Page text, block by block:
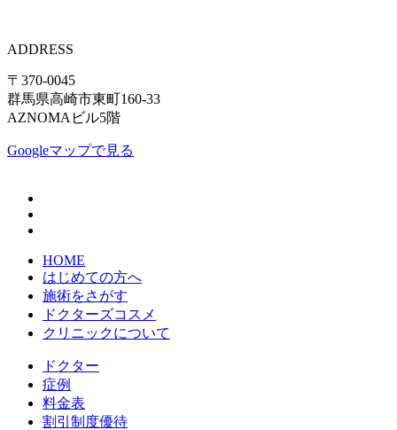
ADDRESS
〒370-0045
群馬県高崎市東町160-33
AZNOMAビル5階
Googleマップで見る
HOME
はじめての方へ
施術をさがす
ドクターズコスメ
クリニックについて
ドクター
症例
料金表
割引制度優待